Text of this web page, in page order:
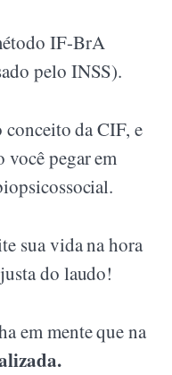
IF-BrA
pelo INSS).
da CIF, e
você pegar em
sua vida na hora
do laudo!
em mente que na